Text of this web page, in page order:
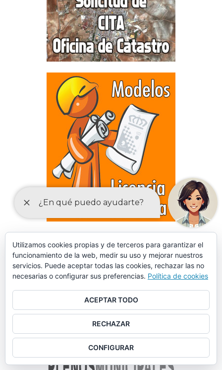
PREVIAS PARA EL EJERCICIO DE ACTIVIDADES
Utilizamos cookies propias y de terceros para garantizar el
funcionamiento de la web, medir su uso y mejorar nuestros
servicios. Puede aceptar todas las cookies, rechazar las no
necesarias o configurar sus preferencias. Política de cookies
ACEPTAR TODO
RECHAZAR
CONFIGURAR